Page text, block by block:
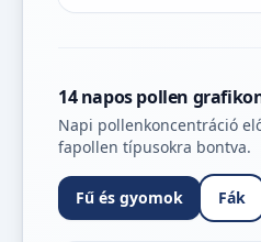
14 napos pollen
Napi pollenkoncentráció
fapollen típusokra bontva.
Fű és gyomok Fák